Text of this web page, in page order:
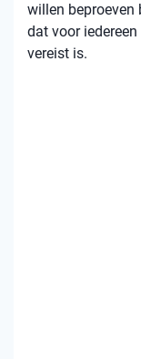
willen beproeven
dat voor
vereist is.